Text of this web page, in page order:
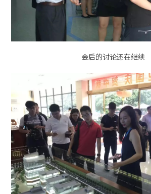
会后的讨论还在继续